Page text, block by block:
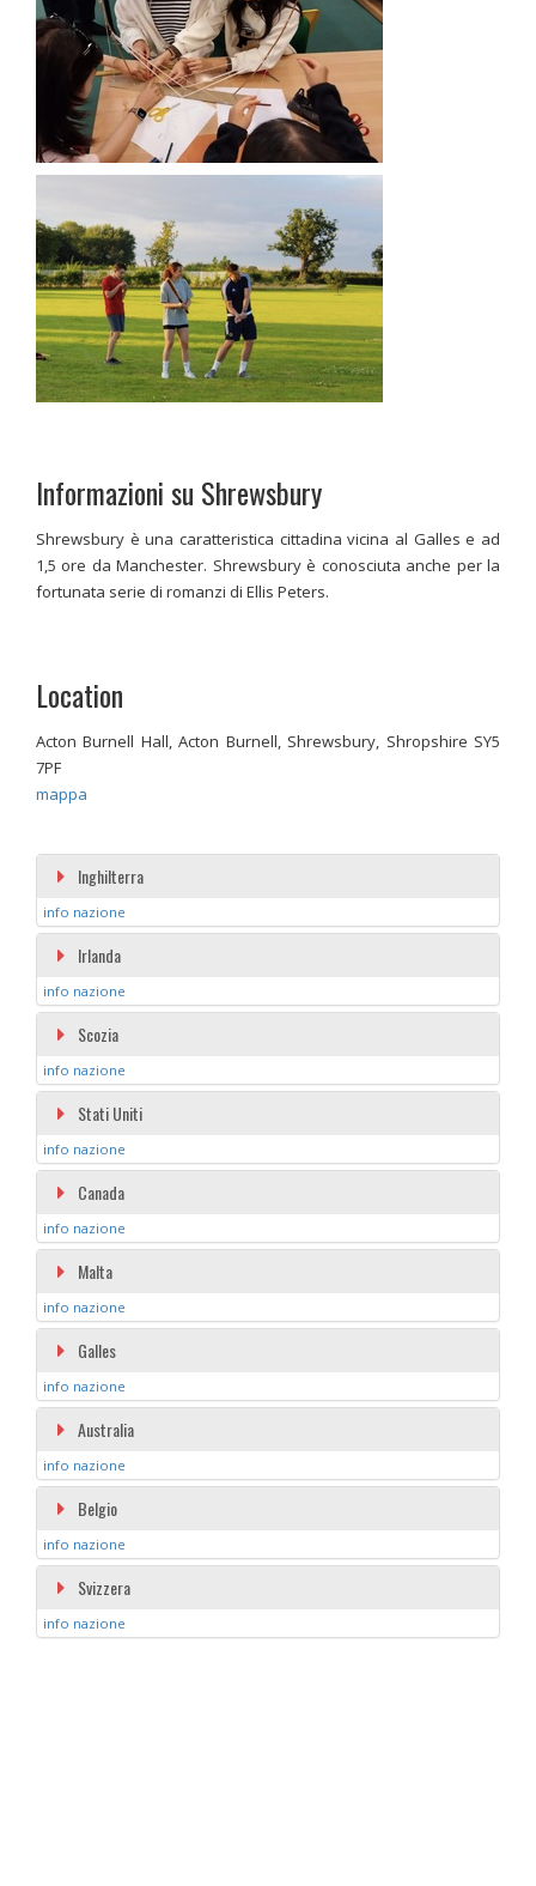
Inghilterra
info nazione
Irlanda
info nazione
Scozia
info nazione
Stati Uniti
info nazione
Canada
info nazione
Malta
info nazione
Galles
info nazione
Australia
info nazione
Belgio
info nazione
Svizzera
info nazione
Informazioni su Shrewsbury
Shrewsbury è una caratteristica cittadina vicina al Galles e ad
1,5 ore da Manchester. Shrewsbury è conosciuta anche per la
fortunata serie di romanzi di Ellis Peters.
Location
Acton Burnell Hall, Acton Burnell, Shrewsbury, Shropshire SY5
7PF
mappa